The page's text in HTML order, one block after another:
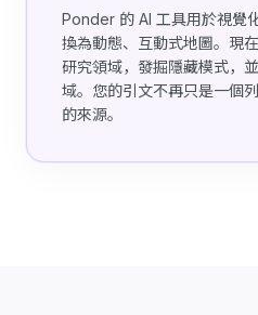
Ponder 的 AI 工具用於視覺
換為動態、互動式地圖。現
研究領域，發掘隱藏模式，
域。您的引文不再只是一個
的來源。